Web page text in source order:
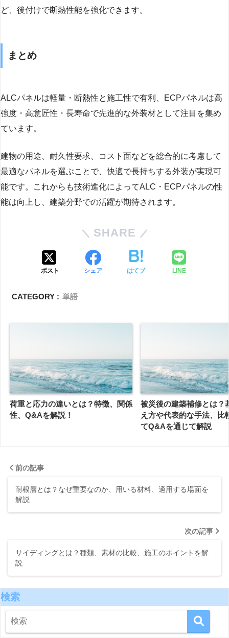
ど、後付けで断熱性能を強化できます。
まとめ
ALCパネルは軽量・断熱性と施工性で有利、ECPパネルは高
強度・高意匠性・長寿命で先進的な外装材として注目を集め
ています。
建物の用途、耐久性要求、コスト面などを総合的に考慮して
最適なパネルを選ぶことで、快適で長持ちする外装が実現可
能です。これからも技術進化によってALC・ECPパネルの性
能は向上し、建築分野での活躍が期待されます。
SHARE
ポスト シェア はてブ LINE
CATEGORY : 単語
荷重と応力の違いとは？特徴、関係
性、Q&Aを解説！
被災後の建築補修とは？
え方や代表的な手法、比
てQ&Aを通じて解説
前の記事
耐根層とは？なぜ重要なのか、用いる材料、適用する場面を
解説
次の記事
サイディングとは？種類、素材の比較、施工のポイントを解
説
検索